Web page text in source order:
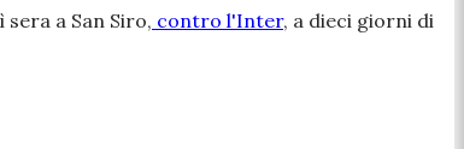
a San Siro, contro l'Inter, a dieci giorni di